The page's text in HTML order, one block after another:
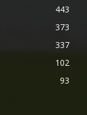
443
373
337
102
93